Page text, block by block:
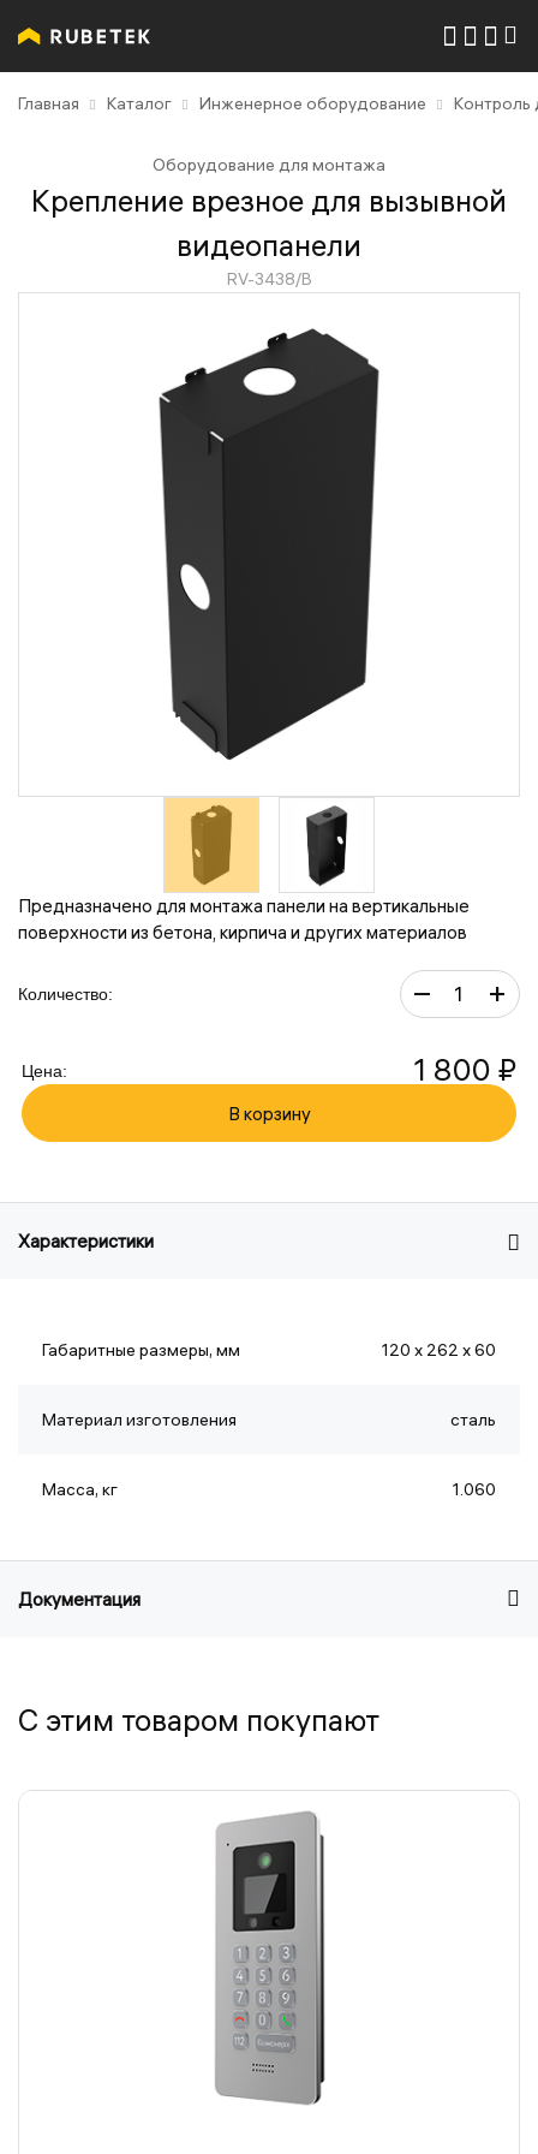
Главная Каталог Инженерное оборудование Контроль
Оборудование для монтажа
Крепление врезное для вызывной
видеопанели
RV-3438/В
Предназначено для монтажа панели на вертикальные
поверхности из бетона, кирпича и других материалов
Количество: – +
Цена: 1 800 ₽
В корзину
Характеристики
Габаритные размеры, мм 120 x 262 x 60
Материал изготовления сталь
Масса, кг 1.060
Документация
С этим товаром покупают